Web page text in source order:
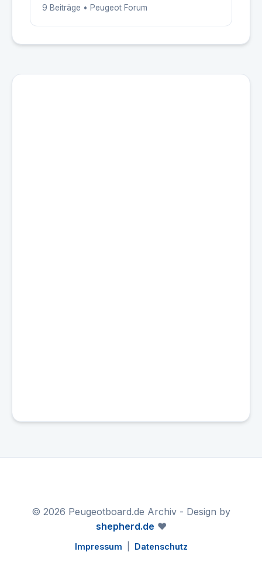
9 Beiträge • Peugeot Forum
© 2026 Peugeotboard.de Archiv - Design by
shepherd.de ❤️
Impressum Datenschutz